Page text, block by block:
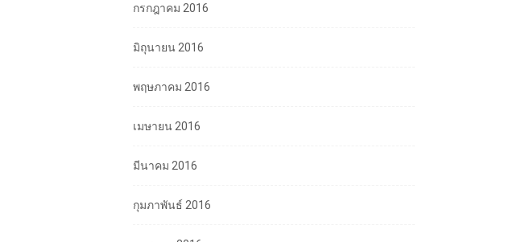
กรกฎาคม 2016
มิถุนายน 2016
พฤษภาคม 2016
เมษายน 2016
มีนาคม 2016
กุมภาพันธ์ 2016